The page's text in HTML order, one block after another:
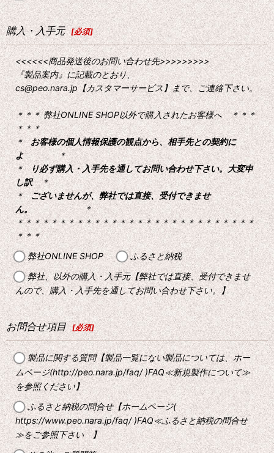
購入・入手元 [必須]
<<<<<<商品発送後のお問い合わせ先>>>>>>>>>
『製品案内』に記載のとおり、
cs@peo.nara.jp【カスタマーサービス】まで、ご連絡下さい。
＊＊＊ 弊社ONLINE SHOP以外で購入されたお客様へ ＊＊＊
＊＊＊
＊お客様の個人情報保護の観点から、相手先との契約に
よ＊
＊り必ず購入・入手先を通してお問い合わせ下さい。大変申
し訳＊
＊ございませんが、弊社では直接、受付できませ
ん。＊
＊＊＊＊＊＊＊＊＊＊＊＊＊＊＊＊＊＊＊＊＊＊＊＊＊＊＊＊
＊＊＊
弊社ONLINE SHOP
ふるさと納税
弊社、以外の購入・入手元【弊社では直接、受付できませ
んので、購入・入手先を通してお問い合わせ下さい。】
お問合せ項目 [必須]
製品に関する質問【製品一覧にない製品については、ホー
ムページ(http://peo.nara.jp/faq/ )FAQ≪新規製作について≫
を参照ください】
ふるさと納税の問合せ【ホームページ(
https://www.peo.nara.jp/faq/ )FAQ≪ふるさと納税の問合せ
≫をご参照下さい 】